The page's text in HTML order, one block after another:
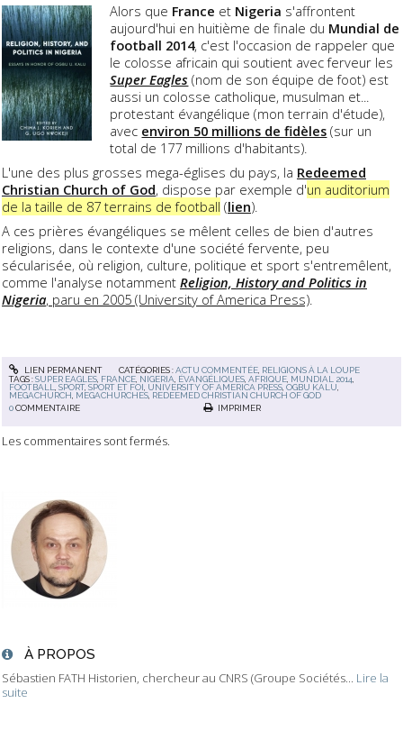
À PROPOS
Sébastien FATH Historien, chercheur au CNRS (Groupe Sociétés... Lire la
suite
Alors que France et Nigeria s'affrontent
aujourd'hui en huitième de finale du Mundial de
football 2014, c'est l'occasion de rappeler que
le colosse africain qui soutient avec ferveur les
Super Eagles (nom de son équipe de foot) est
aussi un colosse catholique, musulman et...
protestant évangélique (mon terrain d'étude),
avec environ 50 millions de fidèles (sur un
total de 177 millions d'habitants).
L'une des plus grosses mega-églises du pays, la Redeemed
Christian Church of God, dispose par exemple d'un auditorium
de la taille de 87 terrains de football (lien).
A ces prières évangéliques se mêlent celles de bien d'autres
religions, dans le contexte d'une société fervente, peu
sécularisée, où religion, culture, politique et sport s'entremêlent,
comme l'analyse notamment Religion, History and Politics in
Nigeria, paru en 2005 (University of America Press).
LIEN PERMANENT CATÉGORIES :ACTU COMMENTÉE, RELIGIONS À LA LOUPE
TAGS :SUPER EAGLES FRANCE NIGERIA ÉVANGÉLIQUES ,AFRIQUE MUNDIAL 2014
FOOTBALL
,SPORT,SPORT ET FOI UNIVERSITY OF AMERICA PRESS ,OGBU KALU
MEGACHURCH MEGACHURCHES REDEEMED CHRISTIAN CHURCH OF GOD
0COMMENTAIRE IMPRIMER
Les commentaires sont fermés.